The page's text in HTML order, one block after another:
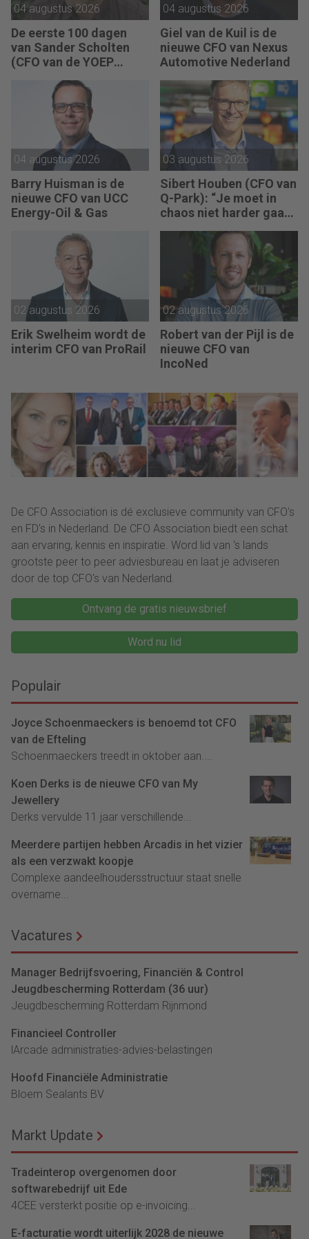
04 augustus 2026
De eerste 100 dagen
van Sander Scholten
(CFO van de YOEP
sturing werkt pas echt
als mensen begrijpen
waarom keuzes nodig
04 augustus 2026
Giel van de Kuil is de
nieuwe CFO van Nexus
Automotive Nederland
04 augustus 2026
Barry Huisman is de
nieuwe CFO van UCC
Energy-Oil & Gas
03 augustus 2026
Sibert Houben (CFO van
Q-Park): “Je moet in
chaos niet harder gaan
naar de fundamenten.”
02 augustus 2026
Erik Swelheim wordt de
interim CFO van ProRail
02 augustus 2026
Robert van der Pijl is de
nieuwe CFO van
IncoNed
De CFO Association is dé exclusieve community van CFO's
en FD's in Nederland. De CFO Association biedt een schat
aan ervaring, kennis en inspiratie. Word lid van ‘s lands
grootste peer to peer adviesbureau en laat je adviseren
door de top CFO's van Nederland.
Ontvang de gratis nieuwsbrief
Word nu lid
Populair
Joyce Schoenmaeckers is benoemd tot CFO
van de Efteling
Schoenmaeckers treedt in oktober aan....
Koen Derks is de nieuwe CFO van My
Jewellery
Derks vervulde 11 jaar verschillende...
Meerdere partijen hebben Arcadis in het vizier
als een verzwakt koopje
Complexe aandeelhoudersstructuur staat snelle
overname...
Vacatures
Manager Bedrijfsvoering, Financiën & Control
Jeugdbescherming Rotterdam (36 uur)
Jeugdbescherming Rotterdam Rijnmond
Financieel Controller
lArcade administraties-advies-belastingen
Hoofd Financiële Administratie
Bloem Sealants BV
Markt Update
Tradeinterop overgenomen door
softwarebedrijf uit Ede
4CEE versterkt positie op e-invoicing...
E-facturatie wordt uiterlijk 2028 de nieuwe